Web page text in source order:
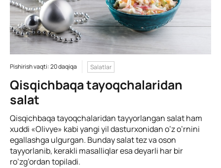
Pishirish vaqti: 20 daqiqa Salatlar
Qisqichbaqa tayoqchalaridan
salat
Qisqichbaqa tayoqchalaridan tayyorlangan salat ham
xuddi «Olivye» kabi yangi yil dasturxonidan o’z o’rnini
egallashga ulgurgan. Bunday salat tez va oson
tayyorlanib, kerakli masalliqlar esa deyarli har bir
ro’zg’ordan topiladi.